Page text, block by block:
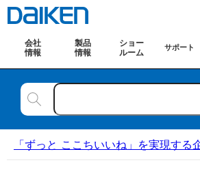
会社
情報
製品
情報
ショー
ルーム
サポート
「ずっと ここちいいね」を実現す